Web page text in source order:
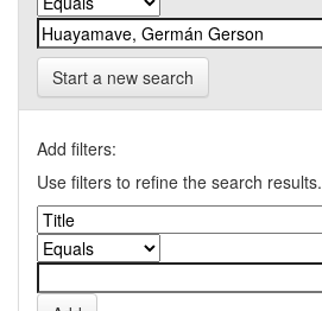
Start a new search
Add filters:
Use filters to refine the search results.